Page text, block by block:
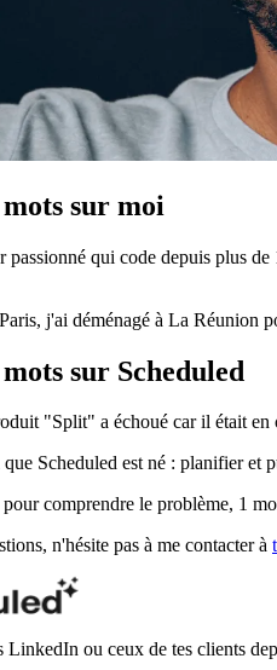
sur moi
passionné qui code depuis plus
j'ai déménagé à La Réunion
sur Scheduled
"Split" a échoué car il était
que Scheduled est né : planifier
comprendre le problème, 1
n'hésite pas à me contacter à
LinkedIn ou ceux de tes clients